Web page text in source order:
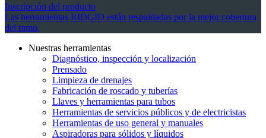
Inscripción del producto
Las herramientas RIDGID están respaldadas por la mejor cobertura
del ramo.
Nuestras herramientas
Diagnóstico, inspección y localización
Prensado
Limpieza de drenajes
Fabricación de roscado y tuberías
Llaves y herramientas para tubos
Herramientas de servicios públicos y de electricistas
Herramientas de uso general y manuales
Aspiradoras para sólidos y líquidos